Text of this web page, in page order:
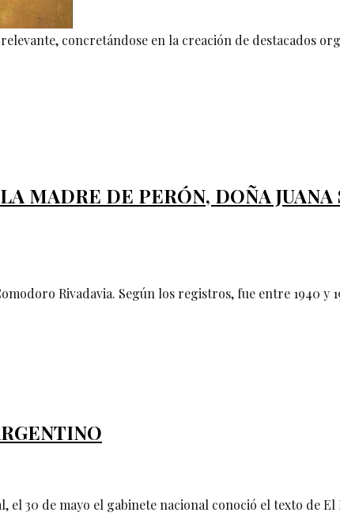
concretándose en la creación de destacados
MADRE DE PERÓN, DOÑA JUANA
Rivadavia. Según los registros, fue entre 1940 y
el 30 de mayo el gabinete nacional conoció el texto de